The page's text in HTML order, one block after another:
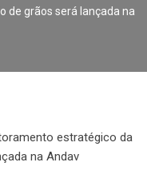
de grãos será lançada na